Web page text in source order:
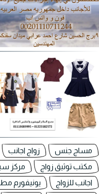
مساج جنس زواج اجانب
مكتب توثيق زواج
مركز
اجانب للزواج
يونيفورم